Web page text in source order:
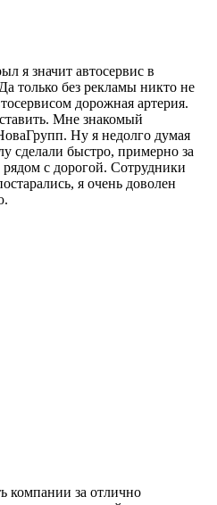
я значит автосервис в
только без рекламы никто не
дорожная артерия.
Мне знакомый
Ну я недолго думая
сделали быстро, примерно за
с дорогой. Сотрудники
я очень доволен
компании за отлично